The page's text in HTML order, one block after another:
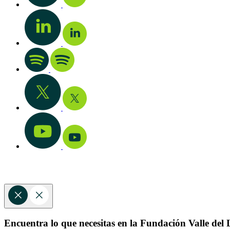
Encuentra lo que necesitas en la Fundación Valle del